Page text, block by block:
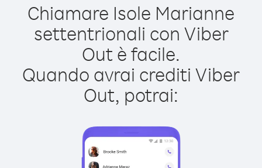
Chiamare Isole Marianne
settentrionali con Viber
Out è facile.
Quando avrai crediti Viber
Out, potrai: